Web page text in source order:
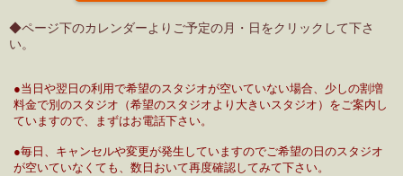
◆ページ下のカレンダーよりご予定の月・日をクリックして下さ
い。
●当日や翌日の利用で希望のスタジオが空いていない場合、少しの割増
料金で別のスタジオ（希望のスタジオより大きいスタジオ）をご案内し
ていますので、まずはお電話下さい。
●毎日、キャンセルや変更が発生していますのでご希望の日のスタジオ
が空いていなくても、数日おいて再度確認してみて下さい。